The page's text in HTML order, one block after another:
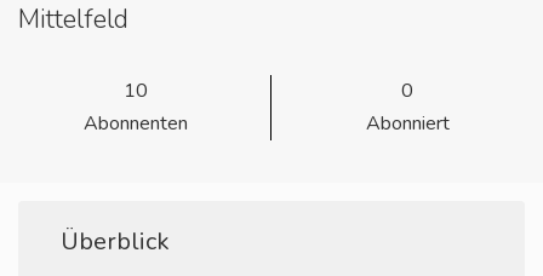
Mittelfeld
10
Abonnenten
0
Abonniert
Überblick